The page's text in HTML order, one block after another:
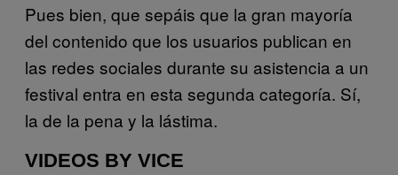
Pues bien, que sepáis que la gran mayoría
del contenido que los usuarios publican en
las redes sociales durante su asistencia a un
festival entra en esta segunda categoría. Sí,
la de la pena y la lástima.
VIDEOS BY VICE